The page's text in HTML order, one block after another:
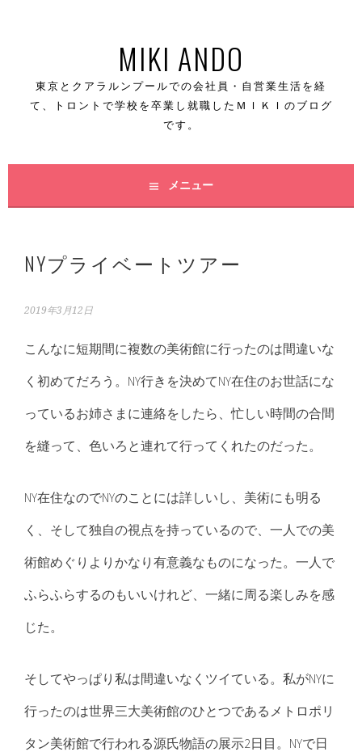
ス
MIKI ANDO
東京とクアラルンプールでの会社員・自営業生活を経
て、トロントで学校を卒業し就職したＭＩＫＩのブログ
です。
メニュー
NYプライベートツアー
2019年3月12日
こんなに短期間に複数の美術館に行ったのは間違いな
く初めてだろう。NY行きを決めてNY在住のお世話にな
っているお姉さまに連絡をしたら、忙しい時間の合間
を縫って、色いろと連れて行ってくれたのだった。
NY在住なのでNYのことには詳しいし、美術にも明る
く、そして独自の視点を持っているので、一人での美
術館めぐりよりかなり有意義なものになった。一人で
ふらふらするのもいいけれど、一緒に周る楽しみを感
じた。
そしてやっぱり私は間違いなくツイている。私がNYに
行ったのは世界三大美術館のひとつであるメトロポリ
タン美術館で行われる源氏物語の展示2日目。NYで日